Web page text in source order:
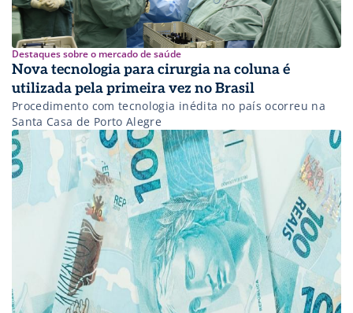
Destaques sobre o mercado de saúde
Nova tecnologia para cirurgia na coluna é
utilizada pela primeira vez no Brasil
Procedimento com tecnologia inédita no país ocorreu na
Santa Casa de Porto Alegre